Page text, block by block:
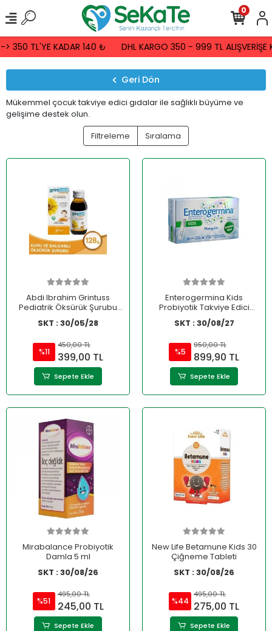
TL'YE KADAR 140 ₺ DHL KARGO 350 - 999 TL ALIŞVERİŞE
0
Geri Dön
Mükemmel çocuk takviye edici gıdalar ile sağlıklı büyüme ve
gelişime destek olun.
Filtreleme
Sıralama
Abdi Ibrahim Grintuss
Pediatrik Öksürük Şurubu
128 Gr
SKT : 30/05/28
%11
450,00 TL
399,00 TL
Sepete Ekle
Enterogermina Kids
Probiyotik Takviye Edici
Gıda 30 Flakon
SKT : 30/08/27
%5
950,00 TL
899,90 TL
Sepete Ekle
Mirabalance Probiyotik
Damla 5 ml
SKT : 30/08/26
%51
495,00 TL
245,00 TL
Sepete Ekle
New Life Betamune Kids 30
Çiğneme Tableti
SKT : 30/08/26
%44
495,00 TL
275,00 TL
Sepete Ekle